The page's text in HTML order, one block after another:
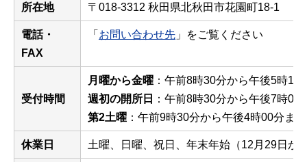
所在地 〒018-3312 秋田県北秋田市花園町18-1
電話・
FAX
「 お問い合わせ先 」をご覧ください
受付時間
月曜から金曜 ：午前8時30分から午後5時15
週初の開所日
：午前8時30分から午後7時00
第2土曜 ：午前9時30分から午後4時00分まで
休業日 土曜、日曜、祝日、年末年始（12月29日か